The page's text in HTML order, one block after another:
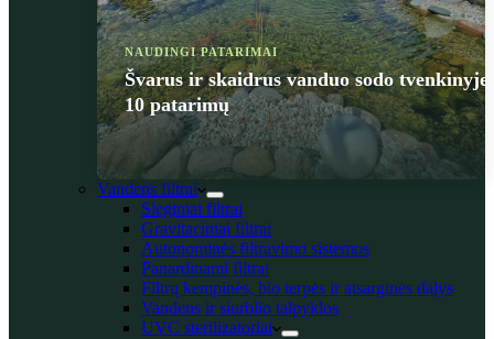
NAUDINGI PATARIMAI
Švarus ir skaidrus vanduo sodo tvenkinyje:
10 patarimų
Vandens filtrai
Slėginiai filtrai
Gravitaciniai filtrai
Autonominės filtravimo sistemos
Panardinami filtrai
Filtrų kempinės, bio terpės ir atsarginės dalys
Vandens ir siurblio talpyklos
UVC sterilizatoriai